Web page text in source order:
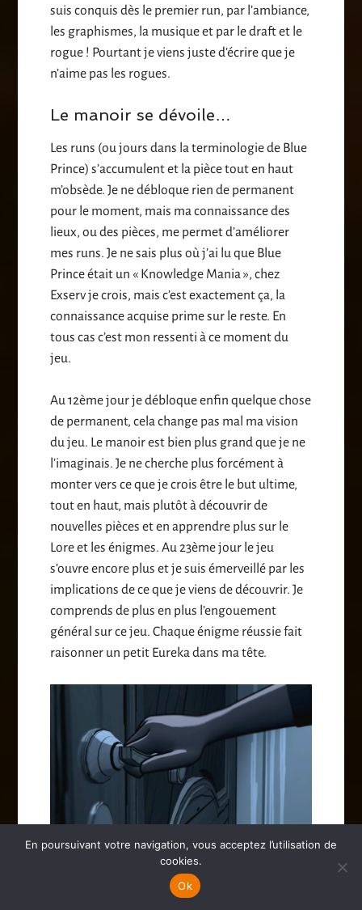
suis conquis dès le premier run, par l’ambiance,
les graphismes, la musique et par le draft et le
rogue ! Pourtant je viens juste d’écrire que je
n’aime pas les rogues.
Le manoir se dévoile…
Les runs (ou jours dans la terminologie de Blue
Prince) s’accumulent et la pièce tout en haut
m’obsède. Je ne débloque rien de permanent
pour le moment, mais ma connaissance des
lieux, ou des pièces, me permet d’améliorer
mes runs. Je ne sais plus où j’ai lu que Blue
Prince était un « Knowledge Mania », chez
Exserv je crois, mais c’est exactement ça, la
connaissance acquise prime sur le reste. En
tous cas c’est mon ressenti à ce moment du
jeu.
Au 12ème jour je débloque enfin quelque chose
de permanent, cela change pas mal ma vision
du jeu. Le manoir est bien plus grand que je ne
l’imaginais. Je ne cherche plus forcément à
monter vers ce que je crois être le but ultime,
tout en haut, mais plutôt à découvrir de
nouvelles pièces et en apprendre plus sur le
Lore et les énigmes. Au 23ème jour le jeu
s’ouvre encore plus et je suis émerveillé par les
implications de ce que je viens de découvrir. Je
comprends de plus en plus l’engouement
général sur ce jeu. Chaque énigme réussie fait
raisonner un petit Eureka dans ma tête.
Il me faut une vingtaine d’heures et 36 runs
En poursuivant votre navigation, vous acceptez l’utilisation de
cookies.
Ok